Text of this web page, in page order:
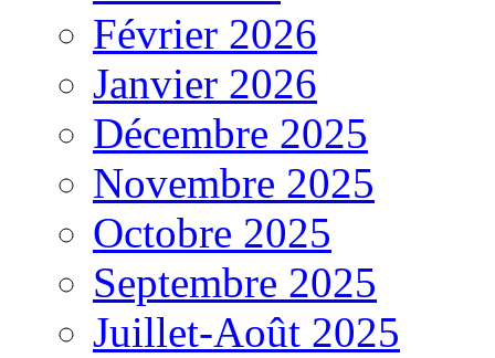
Février 2026
Janvier 2026
Décembre 2025
Novembre 2025
Octobre 2025
Septembre 2025
Juillet-Août 2025